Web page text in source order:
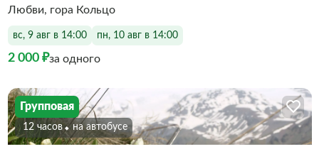
Любви, гора Кольцо
вс, 9 авг в 14:00 пн, 10 авг в 14:00
2 000 ₽за одного
Групповая
12 часов На автобусе